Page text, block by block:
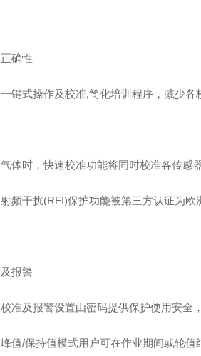
正确性
一键式操作及校准,简化培训程序，减少
气体时，快速校准功能将同时校准各传感
射频干扰(RFI)保护功能被第三方认证为
及报警
校准及报警设置由密码提供保护使用安全
峰值/保持值模式用户可在作业期间或轮